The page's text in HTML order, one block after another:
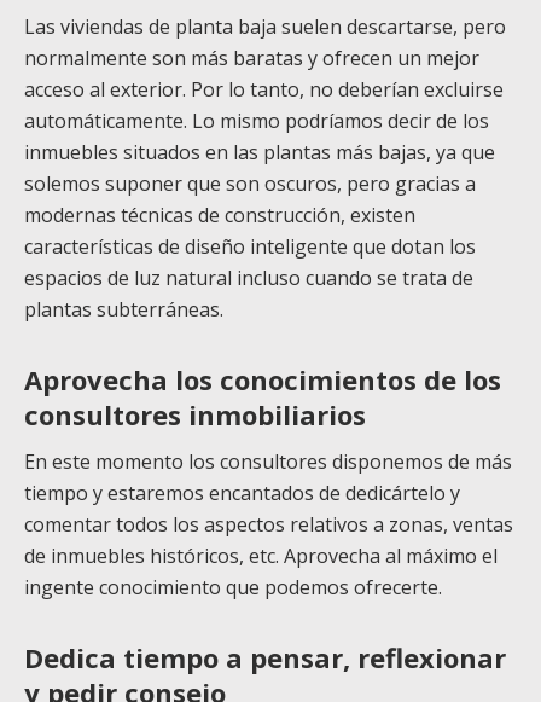
Las viviendas de planta baja suelen descartarse, pero
normalmente son más baratas y ofrecen un mejor
acceso al exterior. Por lo tanto, no deberían excluirse
automáticamente. Lo mismo podríamos decir de los
inmuebles situados en las plantas más bajas, ya que
solemos suponer que son oscuros, pero gracias a
modernas técnicas de construcción, existen
características de diseño inteligente que dotan los
espacios de luz natural incluso cuando se trata de
plantas subterráneas.
Aprovecha los conocimientos de los
consultores inmobiliarios
En este momento los consultores disponemos de más
tiempo y estaremos encantados de dedicártelo y
comentar todos los aspectos relativos a zonas, ventas
de inmuebles históricos, etc. Aprovecha al máximo el
ingente conocimiento que podemos ofrecerte.
Dedica tiempo a pensar, reflexionar
y pedir consejo